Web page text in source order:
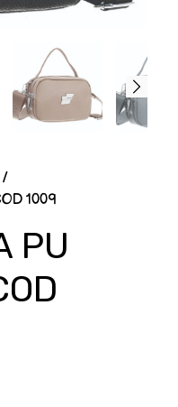
1009
PU